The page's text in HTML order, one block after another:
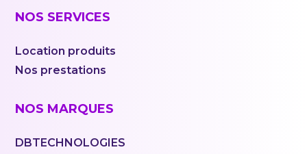
NOS SERVICES
Location produits
Nos prestations
NOS MARQUES
DBTECHNOLOGIES